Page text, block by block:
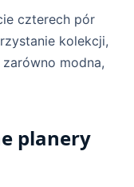
czterech pór
kolekcji,
modna,
planery